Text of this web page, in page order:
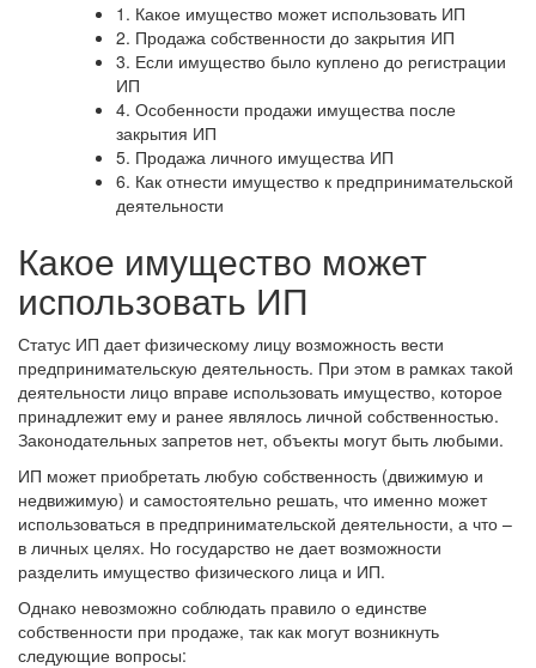
1. Какое имущество может использовать ИП
2. Продажа собственности до закрытия ИП
3. Если имущество было куплено до регистрации
ИП
4. Особенности продажи имущества после
закрытия ИП
5. Продажа личного имущества ИП
6. Как отнести имущество к предпринимательской
деятельности
Какое имущество может
использовать ИП
Статус ИП дает физическому лицу возможность вести
предпринимательскую деятельность. При этом в рамках такой
деятельности лицо вправе использовать имущество, которое
принадлежит ему и ранее являлось личной собственностью.
Законодательных запретов нет, объекты могут быть любыми.
ИП может приобретать любую собственность (движимую и
недвижимую) и самостоятельно решать, что именно может
использоваться в предпринимательской деятельности, а что –
в личных целях. Но государство не дает возможности
разделить имущество физического лица и ИП.
Однако невозможно соблюдать правило о единстве
собственности при продаже, так как могут возникнуть
следующие вопросы: